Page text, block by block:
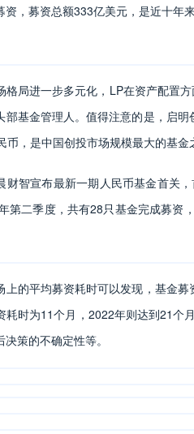
资，募资总额333亿美元，是近十年
格局进一步多元化，LP在资产配置
部基金管理人。值得注意的是，启
币，是中国创投市场规模最大的基金
财智宣布最新一期人民币基金首关
第二季度，共有28只基金完成募资
上的平均募资耗时可以发现，基金
耗时为11个月，2022年则达到21个
策的不确定性等。